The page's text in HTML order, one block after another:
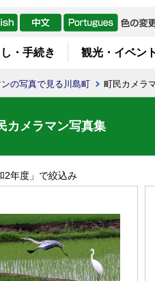
・手続き 観光・イベント
の写真で見る川島町 町民カメラ
カメラマン写真集
2年度 」で絞込み